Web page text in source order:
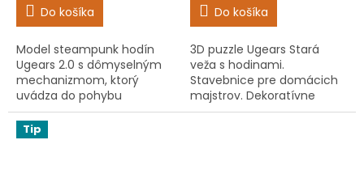
Do košíka
Model steampunk hodín
Ugears 2.0 s dômyselným
mechanizmom, ktorý
uvádza do pohybu
ozubené kolesá a ručičky
hodín. Originálny darček a
nápad na hobby pre
Do košíka
3D puzzle Ugears Stará
veža s hodinami.
Stavebnice pre domácich
majstrov. Dekoratívne
hodiny so zábavnými
Tip